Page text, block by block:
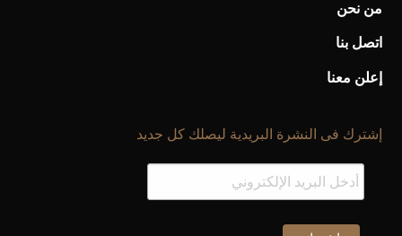
من نحن
اتصل بنا
إعلن معنا
إشترك فى النشرة البريدية ليصلك كل جديد